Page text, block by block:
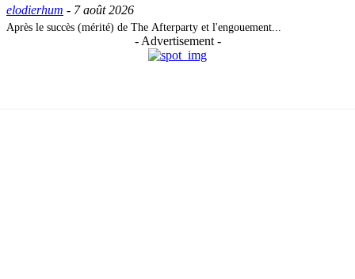
elodierhum - 7 août 2026
Après le succès (mérité) de The Afterparty et l'engouement...
- Advertisement -